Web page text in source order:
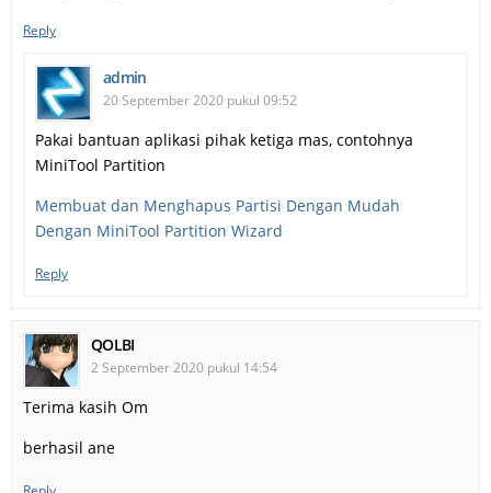
Reply
admin
20 September 2020 pukul 09:52
Pakai bantuan aplikasi pihak ketiga mas, contohnya
MiniTool Partition
Membuat dan Menghapus Partisi Dengan Mudah
Dengan MiniTool Partition Wizard
Reply
QOLBI
2 September 2020 pukul 14:54
Terima kasih Om
berhasil ane